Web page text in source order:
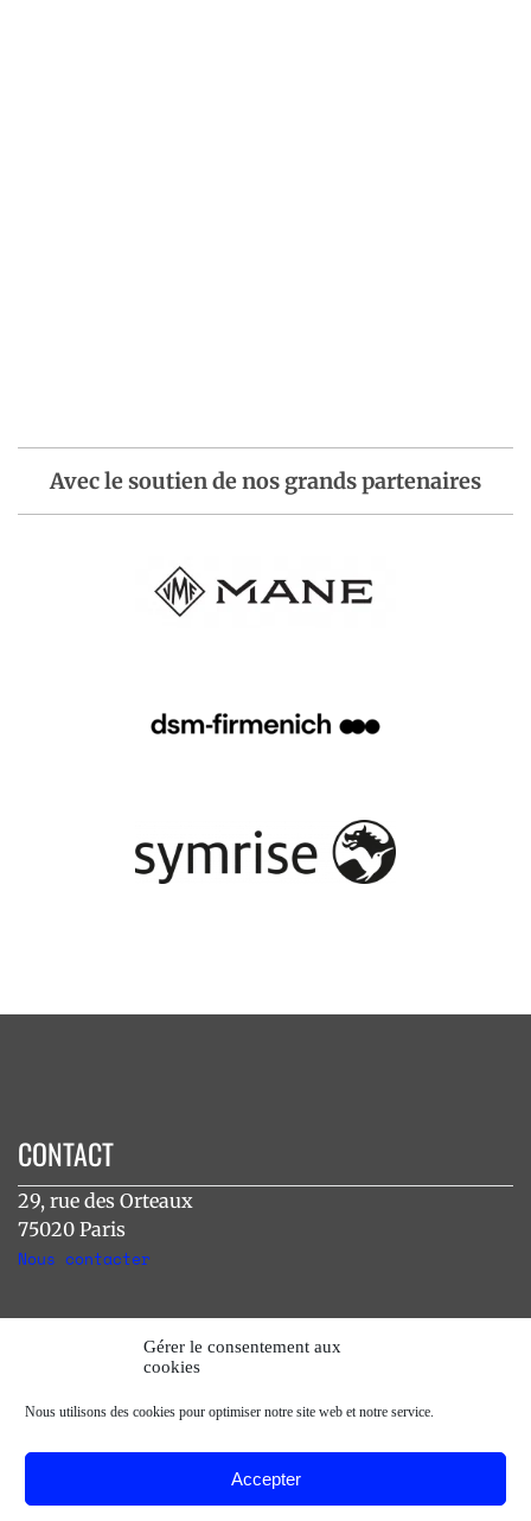
Gérer le consentement aux
cookies
Nous utilisons des cookies pour optimiser notre site web et notre service.
Accepter
Avec le soutien de nos grands partenaires
CONTACT
29, rue des Orteaux
75020 Paris
Nous contacter